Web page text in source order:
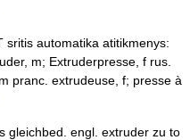
automatika atitikmenys:
m; Extruderpresse, f rus.
pranc. extrudeuse, f; presse à
engl. extruder zu to